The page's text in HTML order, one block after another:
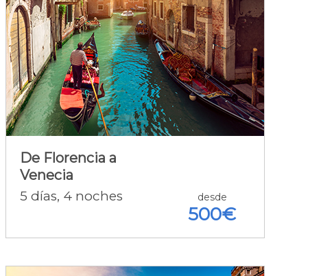
De Florencia a
Venecia
5días, 4 noches desde
500€
De Florencia a Venecia
2N. Florencia A.D.+ 2N. Venecia
A.D. + Vuelos + Tren + Seguro +
Detalle de la oferta [+]